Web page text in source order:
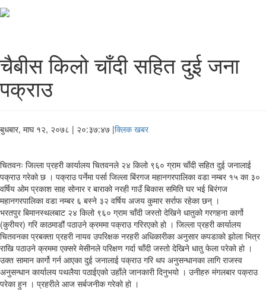
चैबीस किलो चाँदी सहित दुई जना
पक्राउ
बुधबार, माघ १२, २०७८ | २०:३७:४७ |क्लिक खबर
चितवनः जिल्ला प्रहरी कार्यालय चितवनले २४ किलो ९६० ग्राम चाँदी सहित दुई जनालाई
पक्राउ गरेको छ । पक्राउ पर्नेमा पर्सा जिल्ला बिंरगज महानगरपालिका वडा नम्बर १५ का ३०
वर्षिय ओम प्रकाश साह सोनार र बाराको नरही गाउँ बिकास समिति घर भई बिरंगज
महानगरपालिका वडा नम्बर ६ बस्ने ३२ वर्षिय अजय कुमार सर्राफ रहेका छन् ।
भरतपुर बिमानस्थलबाट २४ किलो ९६० ग्राम चाँदी जस्तो देखिने धातुको गरगहना कार्गो
(कुरीयर) गरि काठमाडौं पठाउने क्रममा पक्राउ गरिरएको हो । जिल्ला प्रहरी कार्यालय
चितवनका प्रबक्ता प्रहरी नायव उपरिक्षक नरहरी अधिकारीका अनुसार कपडाको झोला भित्र
राखि पठाउने क्रममा एक्सरे मेसीनले परिक्षण गर्दा चाँदी जस्तो देखिने धातु फेला परेको हो ।
उक्त सामान कार्गो गर्न आएका दुई जनालाई पक्राउ गरि थप अनुसन्धानका लागि राजस्व
अनुसन्धान कार्यालय पथलैया पठाईएको उहाँले जानकारी दिनुभयो । उनीहरु मंगलबार पक्राउ
परेका हुन । प्रहरीले आज सर्बजनीक गरेको हो ।